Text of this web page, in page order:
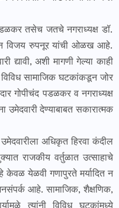
तसेच जतचे नगराध्यक्ष डॉ.
विजय रुपनूर यांची ओळख आहे.
द्यावी, अशी मागणी गेल्या काही
सामाजिक घटकांकडून जोर
गोपीचंद पडळकर व नगराध्यक्ष
उमेदवारी देण्याबाबत सकारात्मक
अधिकृत हिरवा कंदील
राजकीय वर्तुळात उत्साहाचे
केवळ येळवी गणापुरते मर्यादित न
आहे. सामाजिक, शैक्षणिक,